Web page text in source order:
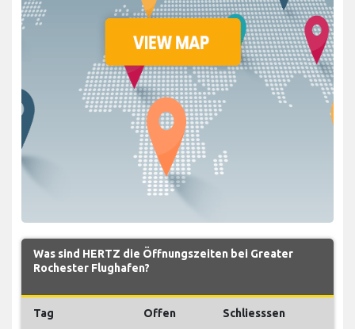
Was sind HERTZ die Öffnungszeiten bei Greater
Rochester Flughafen?
Tag Offen Schliesssen